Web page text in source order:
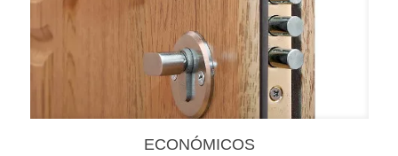
ECONÓMICOS